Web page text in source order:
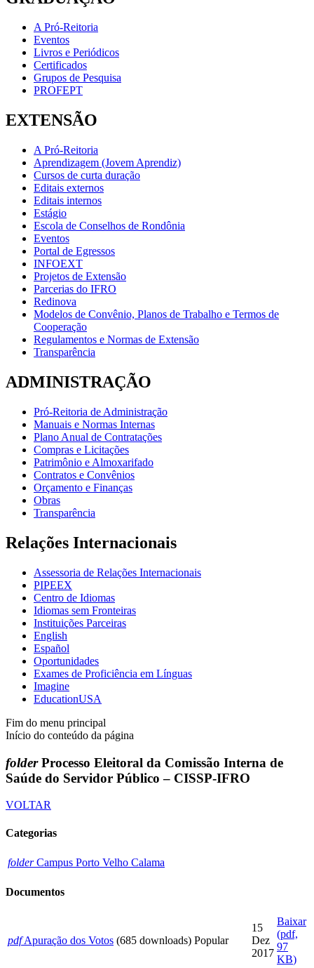
A Pró-Reitoria
Eventos
Livros e Periódicos
Certificados
Grupos de Pesquisa
PROFEPT
EXTENSÃO
A Pró-Reitoria
Aprendizagem (Jovem Aprendiz)
Cursos de curta duração
Editais externos
Editais internos
Estágio
Escola de Conselhos de Rondônia
Eventos
Portal de Egressos
INFOEXT
Projetos de Extensão
Parcerias do IFRO
Redinova
Modelos de Convênio, Planos de Trabalho e Termos de
Cooperação
Regulamentos e Normas de Extensão
Transparência
ADMINISTRAÇÃO
Pró-Reitoria de Administração
Manuais e Normas Internas
Plano Anual de Contratações
Compras e Licitações
Patrimônio e Almoxarifado
Contratos e Convênios
Orçamento e Finanças
Obras
Transparência
Relações Internacionais
Assessoria de Relações Internacionais
PIPEEX
Centro de Idiomas
Idiomas sem Fronteiras
Instituições Parceiras
English
Español
Oportunidades
Exames de Proficiência em Línguas
Imagine
EducationUSA
Fim do menu principal
Início do conteúdo da página
folder Processo Eleitoral da Comissão Interna de
Saúde do Servidor Público – CISSP-IFRO
VOLTAR
Categorias
folder Campus Porto Velho Calama
Documentos
pdfApuração dos Votos (685 downloads) Popular
15
Dez
2017
Baixar
(pdf,
97
KB)